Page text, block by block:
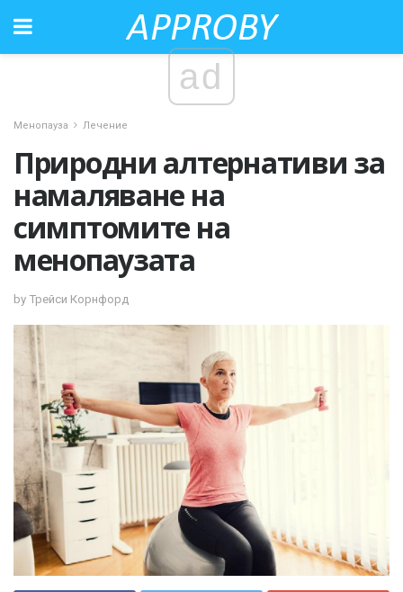
ad
Менопауза Лечение
Природни алтернативи за
намаляване на
симптомите на
менопаузата
by Трейси Корнфорд